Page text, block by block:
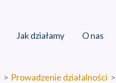
Jak działamy O nas
Prowadzenie działalności